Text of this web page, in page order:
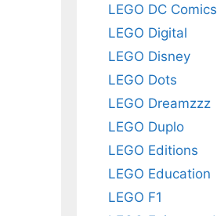
LEGO DC Comics
LEGO Digital
LEGO Disney
LEGO Dots
LEGO Dreamzzz
LEGO Duplo
LEGO Editions
LEGO Education
LEGO F1